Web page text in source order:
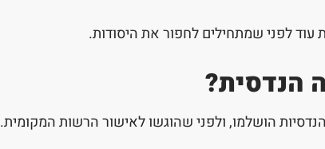
עוד לפני שמתחילים לחפור את היסודות.
הנדסית?
הושלמו, ולפני שהוגשו לאישור הרשות המקומית.